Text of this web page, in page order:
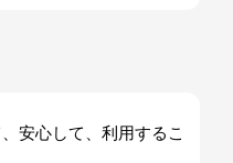
安心して、利用するこ